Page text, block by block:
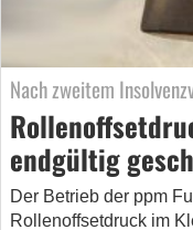
Nach zweitem
endgültig
Der Betrieb der ppm
Rollenoffset­druck im